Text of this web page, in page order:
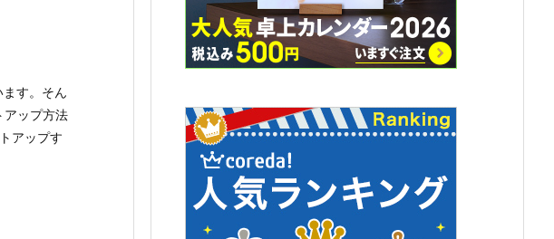
す。そん
アップ方法
アップす